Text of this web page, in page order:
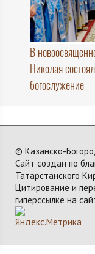
В
Николая
богослужение
© Казанско-
Сайт создан по
Татарстанского
Цитирование и
гиперссылке на